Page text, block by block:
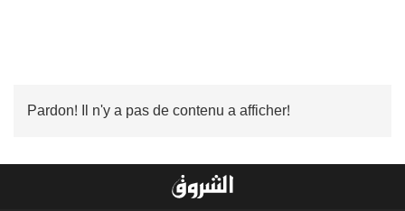
Pardon! Il n'y a pas de contenu a afficher!